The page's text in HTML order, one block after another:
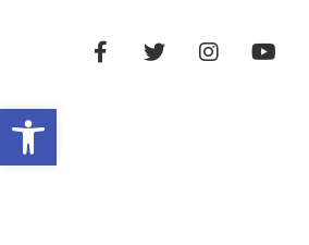
Open toolbar